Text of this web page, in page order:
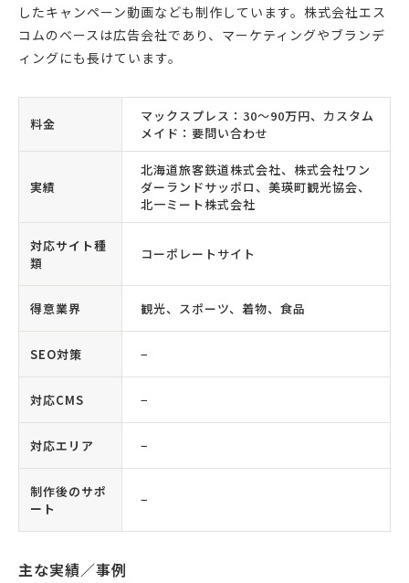
したキャンペーン動画なども制作しています。株式会社エス
コムのベースは広告会社であり、マーケティングやブランデ
ィングにも長けています。
料金
マックスプレス：30〜90万円、カスタム
メイド：要問い合わせ
実績
北海道旅客鉄道株式会社、株式会社ワン
ダーランドサッポロ、美瑛町観光協会、
北一ミート株式会社
対応サイト種
類
コーポレートサイト
得意業界 観光、スポーツ、着物、食品
SEO対策 −
対応CMS −
対応エリア −
制作後のサポ
ート
−
主な実績／事例